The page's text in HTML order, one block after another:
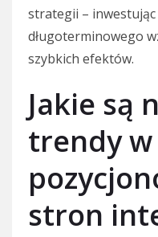
strategii – inwestując
długoterminowego
szybkich efektów.
Jakie są
trendy w
stron